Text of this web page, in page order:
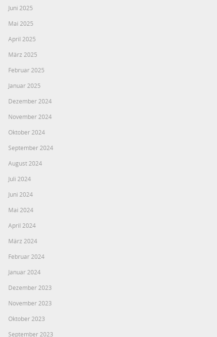
Juni 2025
Mai 2025
April 2025
März 2025
Februar 2025
Januar 2025
Dezember 2024
November 2024
Oktober 2024
September 2024
August 2024
Juli 2024
Juni 2024
Mai 2024
April 2024
März 2024
Februar 2024
Januar 2024
Dezember 2023
November 2023
Oktober 2023
September 2023